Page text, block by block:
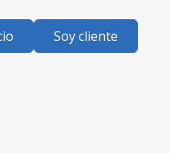
Soy cliente